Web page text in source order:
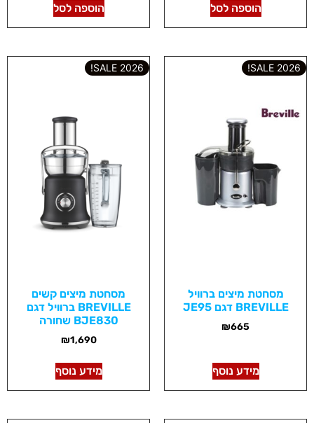
הוספה לסל הוספה לסל
2026 SALE!
מסחטת מיצים ברוויל
BREVILLE דגם JE95
₪665
מידע נוסף
2026 SALE!
מסחטת מיצים קשים
BREVILLE ברוויל דגם
BJE830 שחורה
₪1,690
מידע נוסף